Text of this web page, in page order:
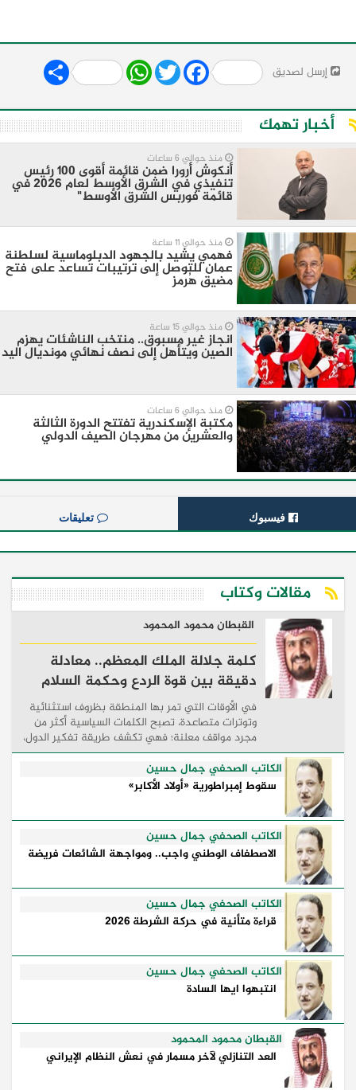
إرسل لصديق Share WhatsApp
Twitter Facebook
أخبار تهمك
منذ حوالي 6 ساعات
أنكوش أرورا ضمن قائمة أقوى 100 رئيس
تنفيذي في الشرق الأوسط لعام 2026 في
قائمة فوربس الشرق الأوسط"
منذ حوالي 11 ساعة
فهمي يشيد بالجهود الدبلوماسية لسلطنة
عمان للتوصل إلى ترتيبات تساعد على فتح
مضيق هُرمز
منذ حوالي 15 ساعة
انجاز غير مسبوق.. منتخب الناشئات يهزم
الصين ويتأهل إلى نصف نهائي مونديال اليد
منذ حوالي 6 ساعات
مكتبة الإسكندرية تفتتح الدورة الثالثة
والعشرين من مهرجان الصيف الدولي
فيسبوك تعليقات
مقالات وكتاب
القبطان محمود المحمود
كلمة جلالة الملك المعظم.. معادلة
دقيقة بين قوة الردع وحكمة السلام
في الأوقات التي تمر بها المنطقة بظروف استثنائية
وتوترات متصاعدة، تصبح الكلمات السياسية أكثر من
مجرد مواقف معلنة؛ فهي تكشف طريقة تفكير الدول،
وكيفية إدارتها للأزمات، والحدود التي تفصل بين القوة
...
الكاتب الصحفي جمال حسين
سقوط إمبراطورية «أولاد الأكابر»
الكاتب الصحفي جمال حسين
الاصطفاف الوطني واجب.. ومواجهة الشائعات فريضة
الكاتب الصحفي جمال حسين
قراءة متأنية في حركة الشرطة 2026
الكاتب الصحفي جمال حسين
انتبهوا ايها السادة
القبطان محمود المحمود
العد التنازلي لآخر مسمار في نعش النظام الإيراني